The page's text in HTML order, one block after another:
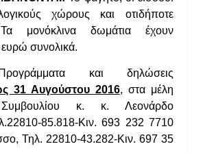
χώρους και οτιδήποτε
Τα μονόκλινα δωμάτια έχουν
συνολικά.
και δηλώσεις
31 Αυγούστου 2016, στα μέλη
κ. κ. Λεονάρδο
85.818-Κιν. 693 232 7710
Τηλ. 22810-43.282-Κιν. 697 35